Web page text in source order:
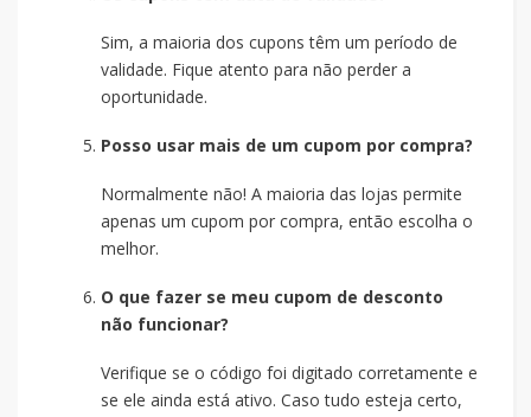
Sim, a maioria dos cupons têm um período de
validade. Fique atento para não perder a
oportunidade.
Posso usar mais de um cupom por compra?
Normalmente não! A maioria das lojas permite
apenas um cupom por compra, então escolha o
melhor.
O que fazer se meu cupom de desconto
não funcionar?
Verifique se o código foi digitado corretamente e
se ele ainda está ativo. Caso tudo esteja certo,